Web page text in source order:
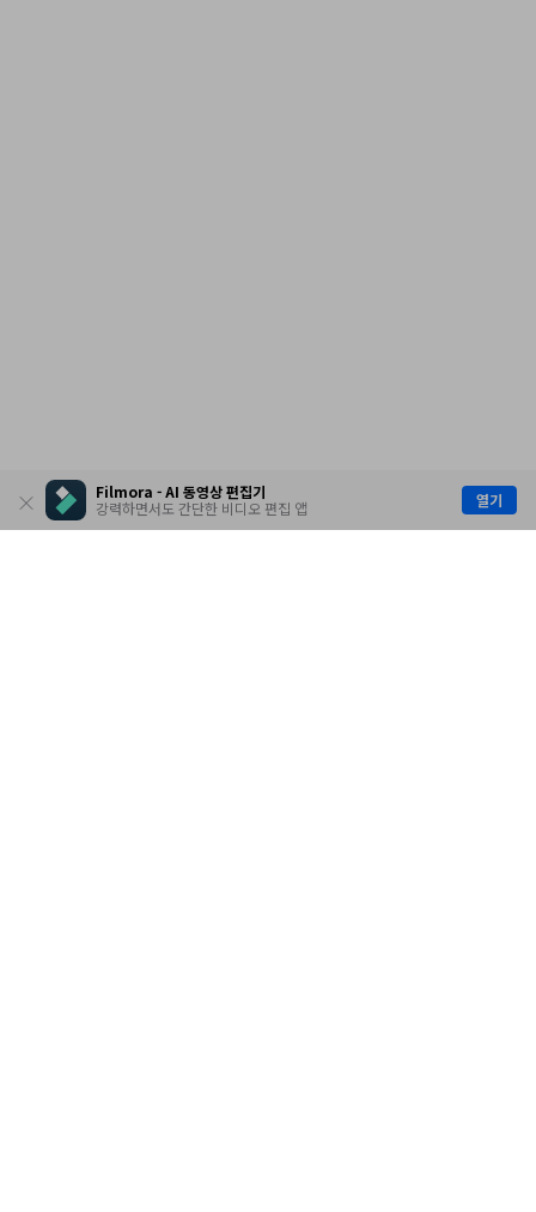
Filmora - AI 동영상 편집기
강력하면서도 간단한 비디오 편집 앱
열기